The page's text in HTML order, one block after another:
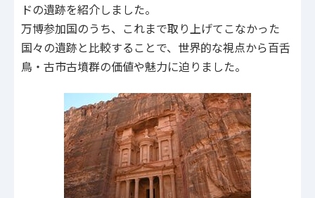
ドの遺跡を紹介しました。
万博参加国のうち、これまで取り上げてこなかった
国々の遺跡と比較することで、世界的な視点から百舌
鳥・古市古墳群の価値や魅力に迫りました。